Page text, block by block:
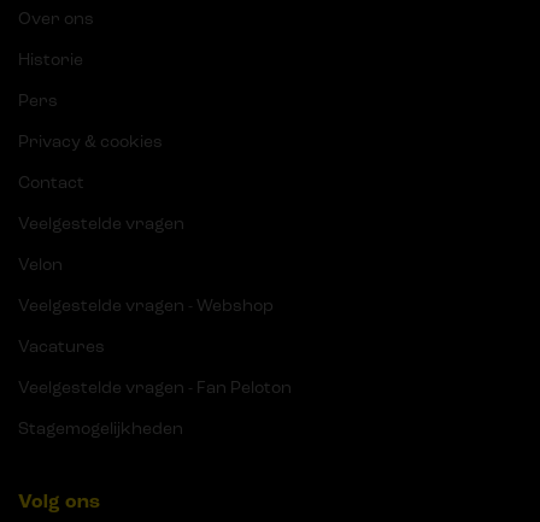
Over ons
Historie
Pers
Privacy & cookies
Contact
Veelgestelde vragen
Velon
Veelgestelde vragen - Webshop
Vacatures
Veelgestelde vragen - Fan Peloton
Stagemogelijkheden
Volg ons